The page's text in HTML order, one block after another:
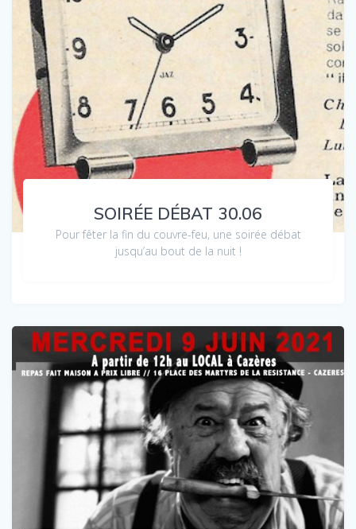
SOIRÉE DÉBAT 30.06
Pour fêter la fin du couvre-feu, une soirée débat
jusqu’au bout de la nuit !